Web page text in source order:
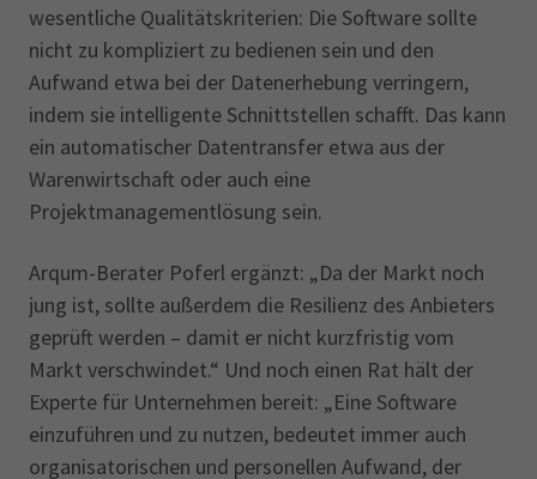
wesentliche Qualitätskriterien: Die Software sollte
nicht zu kompliziert zu bedienen sein und den
Aufwand etwa bei der Datenerhebung verringern,
indem sie intelligente Schnittstellen schafft. Das kann
ein automatischer Datentransfer etwa aus der
Warenwirtschaft oder auch eine
Projektmanagementlösung sein.
Arqum-Berater Poferl ergänzt: „Da der Markt noch
jung ist, sollte außerdem die Resilienz des Anbieters
geprüft werden – damit er nicht kurzfristig vom
Markt verschwindet.“ Und noch einen Rat hält der
Experte für Unternehmen bereit: „Eine Software
einzuführen und zu nutzen, bedeutet immer auch
organisatorischen und personellen Aufwand, der